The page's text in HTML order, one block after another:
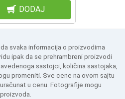
DODAJ
svaka informacija o proizvodima
ipak da se prehrambreni proizvodi
sastojci, količina sastojaka,
promeniti. Sve cene na ovom sajtu
u cenu. Fotografije mogu